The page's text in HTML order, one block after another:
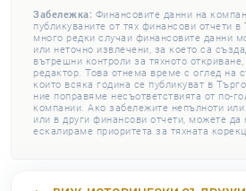
Забележка: Финансовите данни на
публикуваните от тях финансови отчети
много редки случаи финансовите данни
или неточно извлечени, за което са
вътрешни контроли за тяхното
редактор. Това отнема време с оглед на
които всяка година се публикуват в
ние поправяме несъответствията от по-
компании. Ако забележите непълноти
или в други финансови отчети, можете да
ескалираме приоритета за тяхната